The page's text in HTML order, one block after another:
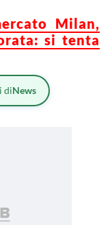
Milan,
si tenta
diNews